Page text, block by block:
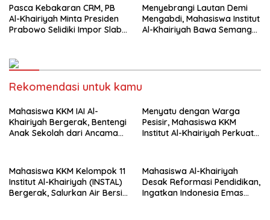
Pasca Kebakaran CRM, PB
Al-Khairiyah Minta Presiden
Prabowo Selidiki Impor Slab
Menyebrangi Lautan Demi
Mengabdi, Mahasiswa Institut
Al-Khairiyah Bawa Semangat
Rekomendasi untuk kamu
Mahasiswa KKM IAI Al-
Khairiyah Bergerak, Bentengi
Anak Sekolah dari Ancaman
Menyatu dengan Warga
Pesisir, Mahasiswa KKM
Institut Al-Khairiyah Perkuat
Mahasiswa KKM Kelompok 11
Institut Al-Khairiyah (INSTAL)
Bergerak, Salurkan Air Bersih
Mahasiswa Al-Khairiyah
Desak Reformasi Pendidikan,
Ingatkan Indonesia Emas